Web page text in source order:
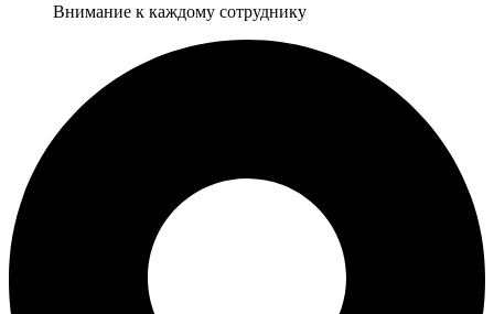
Внимание к каждому сотруднику